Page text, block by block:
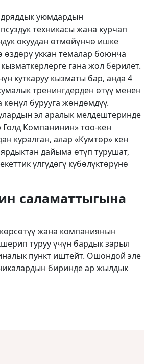
уюмдардын
техникасы жана курчап
окуудан өтмөйүнчө ишке
өздөрү уккан темалар боюнча
гана жол берилет.
куткаруу кызматы бар, анда 4
тренингдерден өтүү менен
көңүл бурууга жөндөмдүү.
эл аралык мелдештеринде
Компанинин» тоо-кен
куралган, алар «Кумтɵр» кен
дайыма ɵтүп турушат,
үлгүдɵгү күбɵлүктɵрүнɵ
саламаттыгына
жана компаниянын
туруу үчүн бардык зарыл
пункт иштейт. Ошондой эле
биринде ар жылдык